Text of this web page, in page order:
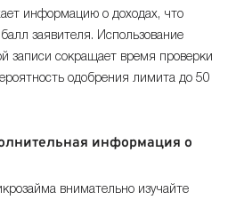
информацию о доходах, что
заявителя. Использование
записи сокращает время проверки
одобрения лимита до 50
информация о
внимательно изучайте